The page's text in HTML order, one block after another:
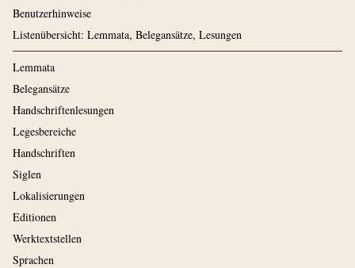
Benutzerhinweise
Listenübersicht: Lemmata, Belegansätze, Lesungen
Lemmata
Belegansätze
Handschriftenlesungen
Legesbereiche
Handschriften
Siglen
Lokalisierungen
Editionen
Werktextstellen
Sprachen